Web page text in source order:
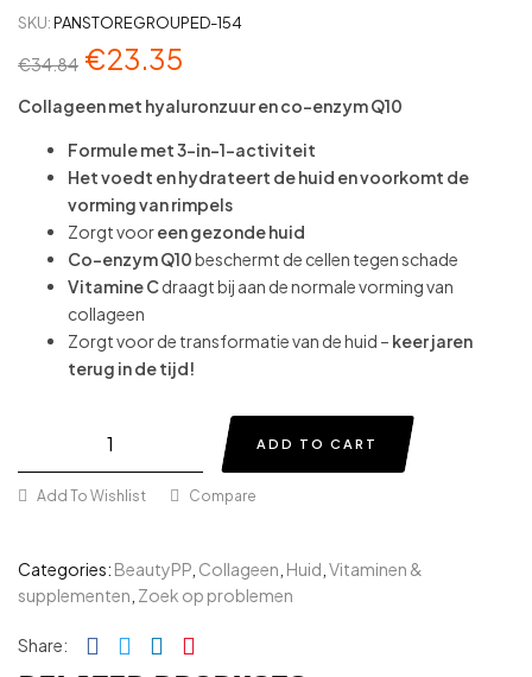
SKU:PANSTOREGROUPED-154
€34.84 €23.35
Collageen met hyaluronzuur en co-enzym Q10
Formule met 3-in-1-activiteit
Het voedt en hydrateert de huid en voorkomt de
vorming van rimpels
Zorgt vooreen gezonde huid
Co-enzym Q10beschermt de cellen tegen schade
Vitamine Cdraagt bij aan de normale vorming van
collageen
Zorgt voor de transformatie van de huid – keer jaren
terug in de tijd!
ADD TO CART
Add To Wishlist Compare
Categories: BeautyPP Collageen Huid Vitaminen &
supplementen Zoek op problemen
Share: Facebook
TwitterLinkedin